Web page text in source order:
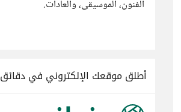
الفنون، الموسيقى، والعادات.
أطلق موقعك الإلكتروني في دقائق